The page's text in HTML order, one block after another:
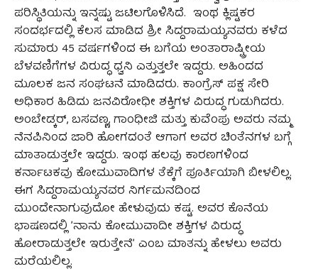
ಪರಿಸ್ಥಿತಿಯನ್ನು ಇನ್ನಷ್ಟು ಜಟಿಲಗೊಳಿಸಿದೆ. ಇಂಥ ಕ್ಲಿಷ್ಟಕರ
ಸಂದರ್ಭದಲ್ಲಿ ಕೆಲಸ ಮಾಡಿದ ಶ್ರೀ ಸಿದ್ದರಾಮಯ್ಯನವರು ಕಳೆದ
ಸುಮಾರು 45 ವರ್ಷಗಳಿಂದ ಈ ಬಗೆಯ ಅಂತಾರಾಷ್ಟ್ರೀಯ
ಬೆಳವಣಿಗೆಗಳ ವಿರುದ್ಧ ಧ್ವನಿ ಎತ್ತುತ್ತಲೇ ಇದ್ದರು. ಅಹಿಂದದ
ಮೂಲಕ ಜನ ಸಂಘಟನೆ ಮಾಡಿದರು. ಕಾಂಗ್ರೆಸ್‌ ಪಕ್ಷ ಸೇರಿ
ಅಧಿಕಾರ ಹಿಡಿದು ಜನವಿರೋಧೀ ಶಕ್ತಿಗಳ ವಿರುದ್ಧ ಗುಡುಗಿದರು.
ಅಂಬೇಡ್ಕರ್‌, ಬಸವಣ್ಣ, ಗಾಂಧೀಜಿ ಮತ್ತು ಕುವೆಂಪು ಅವರು ನಮ್ಮ
ನೆನಪಿನಿಂದ ಜಾರಿ ಹೋಗದಂತೆ ಆಗಾಗ ಅವರ ಚಿಂತೆನಗಳ ಬಗ್ಗೆ
ಮಾತಾಡುತ್ತಲೇ ಇದ್ದರು. ಇಂಥ ಹಲವು ಕಾರಣಗಳಿಂದ
ಕರ್ನಾಟಕವು ಕೋಮುವಾದಿಗಳ ತೆಕ್ಕೆಗೆ ಪೂರ್ತಿಯಾಗಿ ಬೀಳಲಿಲ್ಲ.
ಈಗ ಸಿದ್ದರಾಮಯ್ಯನವರ ನಿರ್ಗಮನದಿಂದ
ಮುಂದೇನಾಗುವುದೋ ಹೇಳುವುದು ಕಷ್ಟ. ಅವರ ಕೊನೆಯ
ಭಾಷಣದಲ್ಲಿ ʼನಾನು ಕೋಮುವಾದೀ ಶಕ್ತಿಗಳ ವಿರುದ್ಧ
ಹೋರಾಡುತ್ತಲೇ ಇರುತ್ತೇನೆʼ ಎಂಬ ಮಾತನ್ನು ಹೇಳಲು ಅವರು
ಮರೆಯಲಿಲ್ಲ.